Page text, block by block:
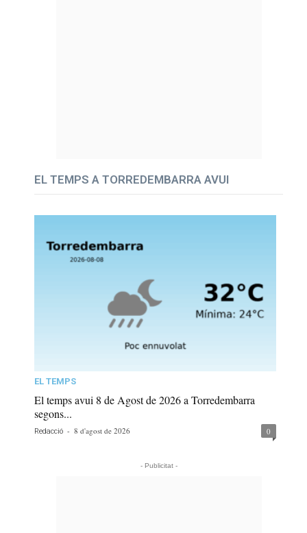
EL TEMPS A TORREDEMBARRA AVUI
EL TEMPS
El temps avui 8 de Agost de 2026 a Torredembarra
segons...
Redacció - 8 d'agost de 2026 0
- Publicitat -